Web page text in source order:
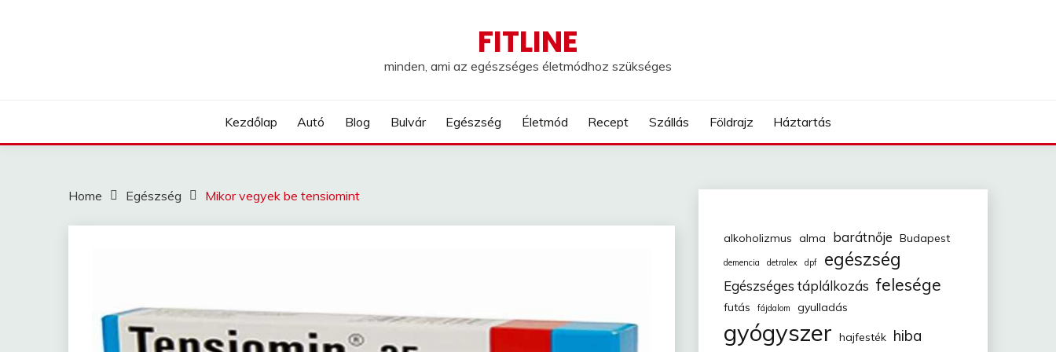
FITLINE
minden, ami az egészséges életmódhoz szükséges
Kezdőlap Autó Blog Bulvár Egészség Életmód Recept Szállás Földrajz Háztartás
Home Egészség Mikor vegyek be tensiomint
alkoholizmus alma barátnője Budapest
demencia detralex dpf egészség
Egészséges táplálkozás felesége
futás fájdalom gyulladás
gyógyszer hajfesték hiba